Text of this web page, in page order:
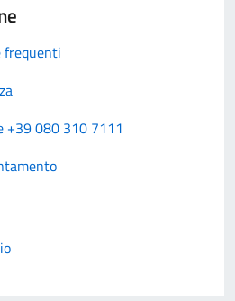
frequenti
+39 080 310 7111